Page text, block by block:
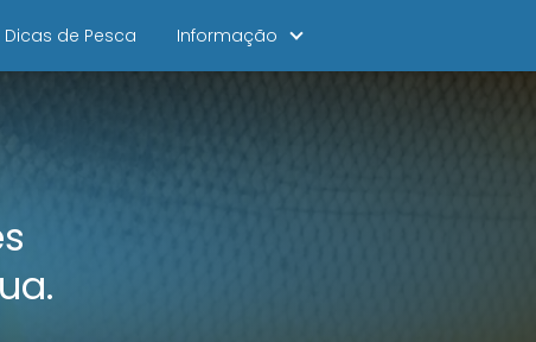
Dicas de Pesca Informação